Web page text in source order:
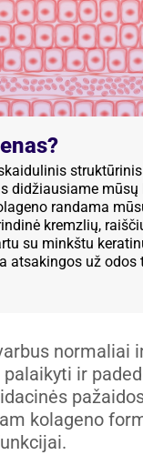
didžiausiame mūsų
randama
kremzlių,
su minkštu
atsakingos už odos
normaliai
ir
kolageno